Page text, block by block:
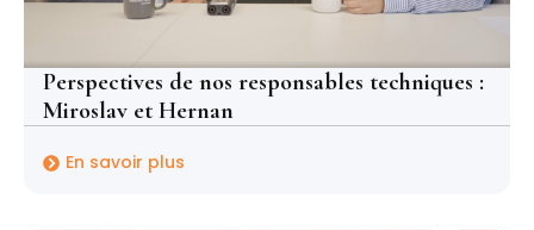
Perspectives de nos responsables techniques :
Miroslav et Hernan
En savoir plus